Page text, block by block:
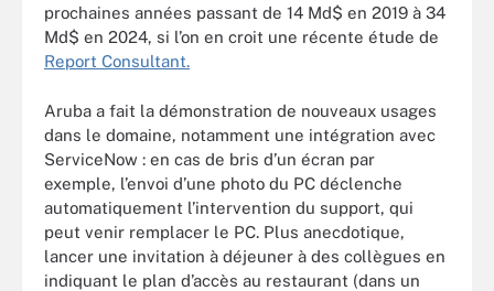
prochaines années passant de 14 Md$ en 2019 à 34
Md$ en 2024, si l’on en croit une récente étude de
Report Consultant.
Aruba a fait la démonstration de nouveaux usages
dans le domaine, notamment une intégration avec
ServiceNow : en cas de bris d’un écran par
exemple, l’envoi d’une photo du PC déclenche
automatiquement l’intervention du support, qui
peut venir remplacer le PC. Plus anecdotique,
lancer une invitation à déjeuner à des collègues en
indiquant le plan d’accès au restaurant (dans un